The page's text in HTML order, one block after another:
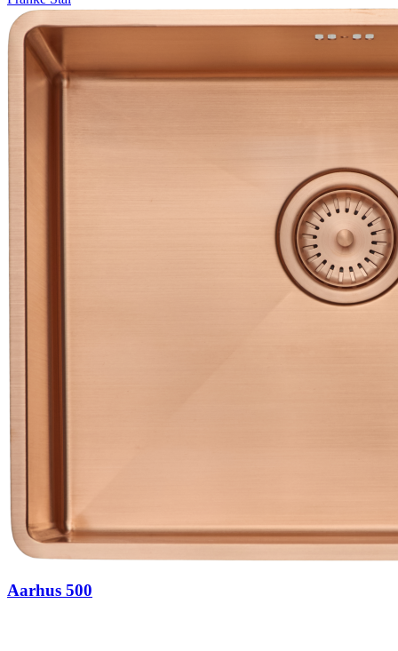
Aarhus 500